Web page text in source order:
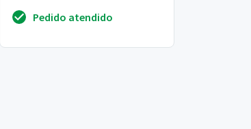
cobertura que está bem suja o...
Pedido atendido